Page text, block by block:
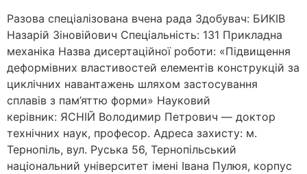
Разова спеціалізована вчена рада Здобувач: БИКІВ
Назарій Зіновійович Спеціальність: 131 Прикладна
механіка Назва дисертаційної роботи: «Підвищення
деформівних властивостей елементів конструкцій за
циклічних навантажень шляхом застосування
сплавів з пам’яттю форми» Науковий
керівник: ЯСНІЙ Володимир Петрович — доктор
технічних наук, професор. Адреса захисту: м.
Тернопіль, вул. Руська 56, Тернопільський
національний університет імені Івана Пулюя, корпус